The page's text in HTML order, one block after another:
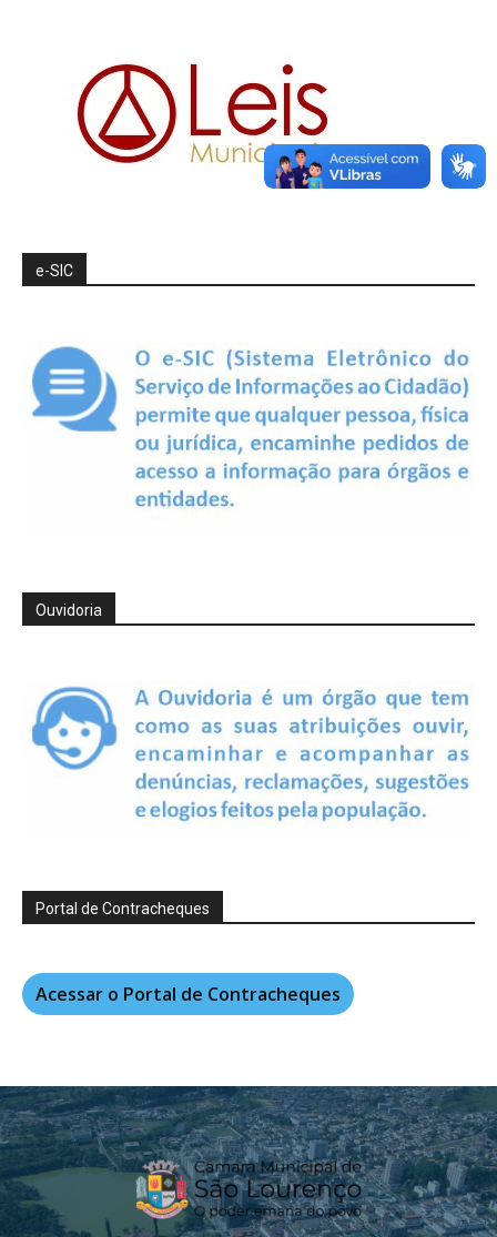
e-SIC
Ouvidoria
Portal de Contracheques
Acessar o Portal de Contracheques